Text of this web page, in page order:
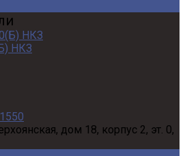
НКЗ
дом 18, корпус 2, эт. 0,